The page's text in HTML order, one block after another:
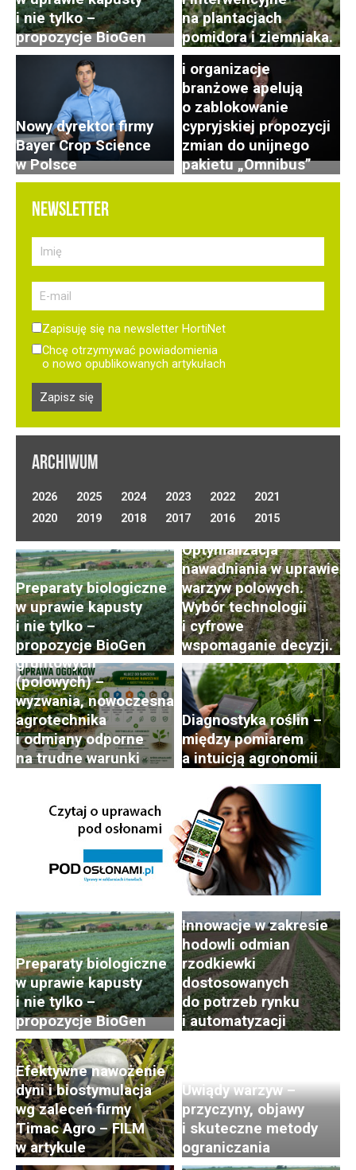
i nie tylko –
propozycje BioGen
na plantacjach
pomidora i ziemniaka.
Nowy dyrektor firmy
Bayer Crop Science
w Polsce
Czy ministerstwo
stanie po stronie
rolników? PSOR
i organizacje
branżowe apelują
o zablokowanie
cypryjskiej propozycji
zmian do unijnego
pakietu „Omnibus”
NEWSLETTER
Zapisuję się na newsletter HortiNet
Chcę otrzymywać powiadomienia
o nowo opublikowanych artykułach
ARCHIWUM
2026 2025 2024 2023 2022
2021
2020
2019 2018 2017 2016 2015
Preparaty biologiczne
w uprawie kapusty
i nie tylko –
propozycje BioGen
Optymalizacja
nawadniania w uprawie
warzyw polowych.
Wybór technologii
i cyfrowe
wspomaganie decyzji.
Uprawa ogórków
gruntowych
(polowych) –
wyzwania, nowoczesna
agrotechnika
i odmiany odporne
na trudne warunki
Diagnostyka roślin –
między pomiarem
a intuicją agronomii
Preparaty biologiczne
w uprawie kapusty
i nie tylko –
propozycje BioGen
Postępy i trendy
w hodowli i uprawie
Innowacje w zakresie
hodowli odmian
rzodkiewki
dostosowanych
do potrzeb rynku
i automatyzacji
Efektywne nawożenie
dyni i biostymulacja
wg zaleceń firmy
Timac Agro – FILM
w artykule
Uwiądy warzyw –
przyczyny, objawy
i skuteczne metody
ograniczania